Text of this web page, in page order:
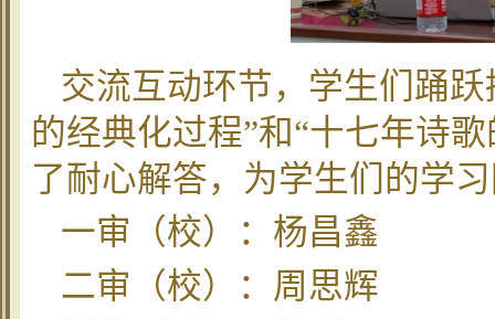
交流互动环节，学生们踊
的经典化过程”和“十七年诗
了耐心解答，为学生们的学
一审（校）：杨昌鑫
二审（校）：周思辉